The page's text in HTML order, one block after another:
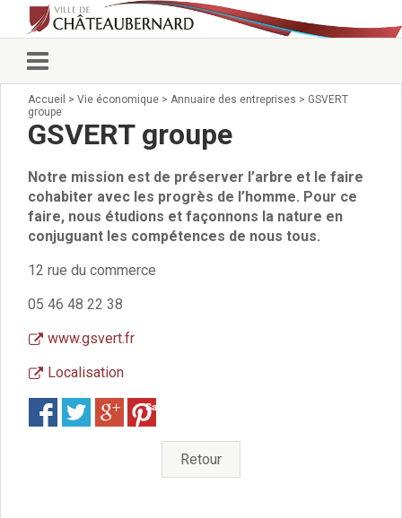
Vie municipale
Élus
Conseillers municipaux
Prendre rendez-vous
Arrêtés du Maire
Services municipaux
Pour venir nous voir
État civil/élections/formalités
Services Techniques
Affaires Scolaires
Vie associative
Police Municipale/règlementation
Cimetière/réglementation funéraire
Accueil > Vie économique > Annuaire des entreprises > GSVERT
groupe
GSVERT groupe
Notre mission est de préserver l’arbre et le faire
cohabiter avec les progrès de l’homme. Pour ce
faire, nous étudions et façonnons la nature en
conjuguant les compétences de nous tous.
12 rue du commerce
05 46 48 22 38
www.gsvert.fr
Localisation
Save
Retour